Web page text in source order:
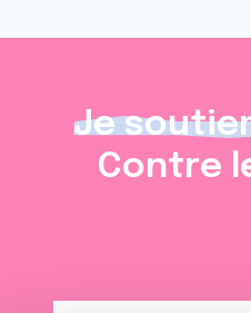
Je
Contre